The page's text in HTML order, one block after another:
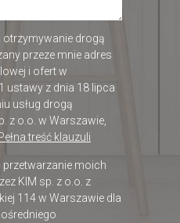
otrzymywanie drogą
przeze mnie adres
i ofert w
ustawy z dnia 18 lipca
usług drogą
z o.o. w Warszawie,
treść klauzuli
moich
KIM sp. z o.o. z
114 w Warszawie dla